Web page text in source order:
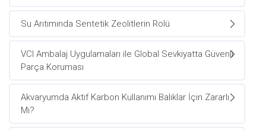
Su Arıtımında Sentetik Zeolitlerin Rolü
VCI Ambalaj Uygulamaları ile Global Sevkiyatta Güvenli
Parça Koruması
Akvaryumda Aktif Karbon Kullanımı Balıklar İçin Zararlı
Mı?